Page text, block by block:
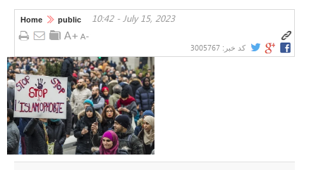
Home public 10:42 - July 15, 2023
کد خبر: 3005767